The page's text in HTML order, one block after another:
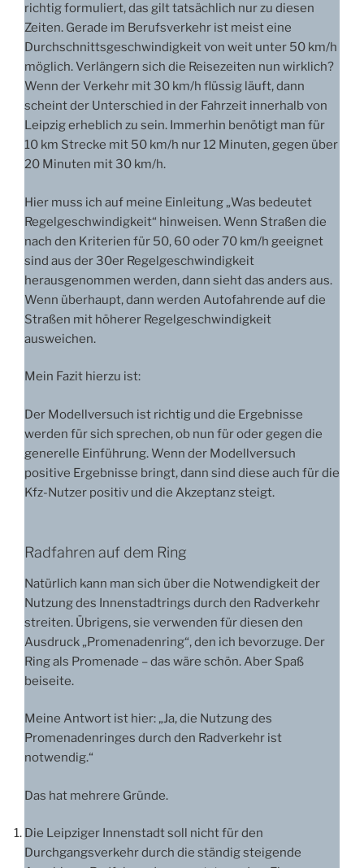
richtig formuliert, das gilt tatsächlich nur zu diesen
Zeiten. Gerade im Berufsverkehr ist meist eine
Durchschnittsgeschwindigkeit von weit unter 50 km/h
möglich. Verlängern sich die Reisezeiten nun wirklich?
Wenn der Verkehr mit 30 km/h flüssig läuft, dann
scheint der Unterschied in der Fahrzeit innerhalb von
Leipzig erheblich zu sein. Immerhin benötigt man für
10 km Strecke mit 50 km/h nur 12 Minuten, gegen über
20 Minuten mit 30 km/h.
Hier muss ich auf meine Einleitung „Was bedeutet
Regelgeschwindigkeit“ hinweisen. Wenn Straßen die
nach den Kriterien für 50, 60 oder 70 km/h geeignet
sind aus der 30er Regelgeschwindigkeit
herausgenommen werden, dann sieht das anders aus.
Wenn überhaupt, dann werden Autofahrende auf die
Straßen mit höherer Regelgeschwindigkeit
ausweichen.
Mein Fazit hierzu ist:
Der Modellversuch ist richtig und die Ergebnisse
werden für sich sprechen, ob nun für oder gegen die
generelle Einführung. Wenn der Modellversuch
positive Ergebnisse bringt, dann sind diese auch für die
Kfz-Nutzer positiv und die Akzeptanz steigt.
Radfahren auf dem Ring
Natürlich kann man sich über die Notwendigkeit der
Nutzung des Innenstadtrings durch den Radverkehr
streiten. Übrigens, sie verwenden für diesen den
Ausdruck „Promenadenring“, den ich bevorzuge. Der
Ring als Promenade – das wäre schön. Aber Spaß
beiseite.
Meine Antwort ist hier: „Ja, die Nutzung des
Promenadenringes durch den Radverkehr ist
notwendig.“
Das hat mehrere Gründe.
Die Leipziger Innenstadt soll nicht für den
Durchgangsverkehr durch die ständig steigende